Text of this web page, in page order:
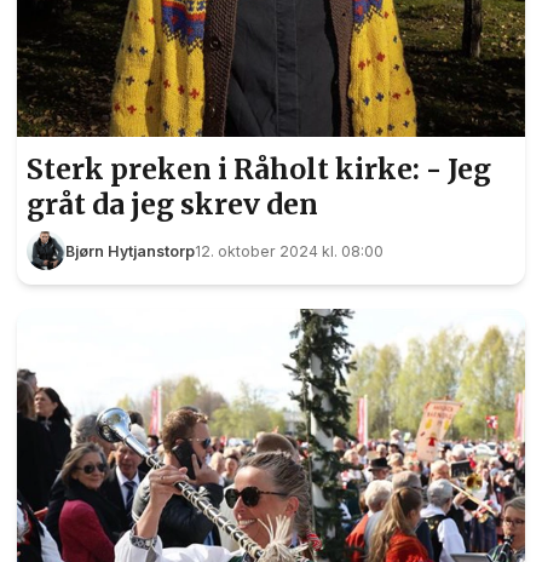
Sterk preken i Råholt kirke: - Jeg
gråt da jeg skrev den
Bjørn Hytjanstorp12. oktober 2024 kl. 08:00